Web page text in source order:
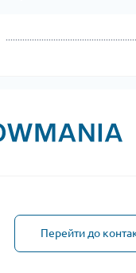
Перейти до